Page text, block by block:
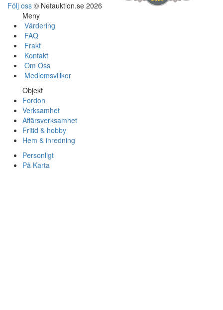
Följ oss © Netauktion.se 2026
Meny
Värdering
FAQ
Frakt
Kontakt
Om Oss
Medlemsvillkor
Objekt
Fordon
Verksamhet
Affärsverksamhet
Fritid & hobby
Hem & inredning
Personligt
På Karta